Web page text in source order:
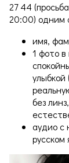
27 44
20:00) одним
имя,
1 фото
без
аудио с
русском